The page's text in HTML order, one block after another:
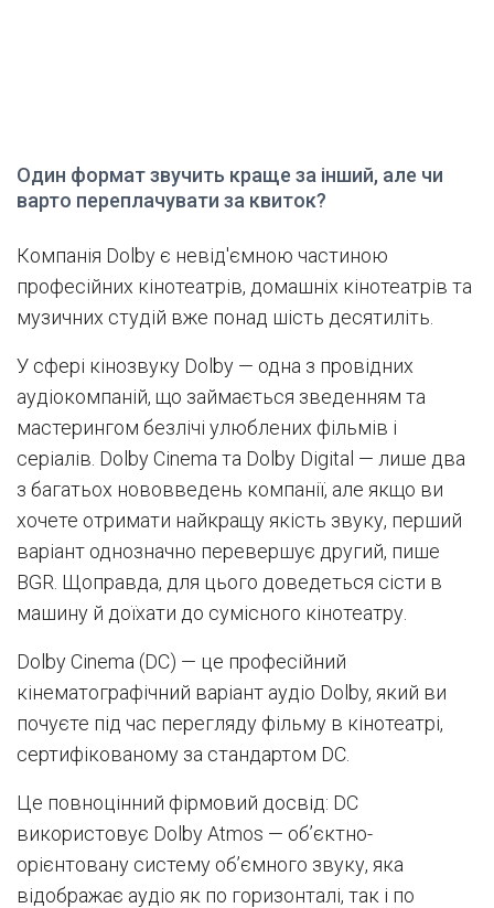
Один формат звучить краще за інший, але чи
варто переплачувати за квиток?
Компанія Dolby є невід'ємною частиною
професійних кінотеатрів, домашніх кінотеатрів та
музичних студій вже понад шість десятиліть.
У сфері кінозвуку Dolby — одна з провідних
аудіокомпаній, що займається зведенням та
мастерингом безлічі улюблених фільмів і
серіалів. Dolby Cinema та Dolby Digital — лише два
з багатьох нововведень компанії, але якщо ви
хочете отримати найкращу якість звуку, перший
варіант однозначно перевершує другий, пише
BGR. Щоправда, для цього доведеться сісти в
машину й доїхати до сумісного кінотеатру.
Dolby Cinema (DC) — це професійний
кінематографічний варіант аудіо Dolby, який ви
почуєте під час перегляду фільму в кінотеатрі,
сертифікованому за стандартом DC.
Це повноцінний фірмовий досвід: DC
використовує Dolby Atmos — об’єктно-
орієнтовану систему об’ємного звуку, яка
відображає аудіо як по горизонталі, так і по